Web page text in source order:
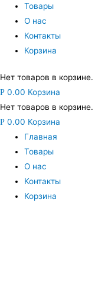
Товары
О нас
Контакты
Корзина
Нет товаров в корзине.
Р 0.00 Корзина
Нет товаров в корзине.
Р 0.00 Корзина
Главная
Товары
О нас
Контакты
Корзина